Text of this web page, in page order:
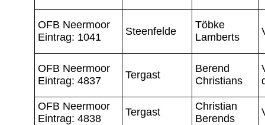
OFB Neermoor
Eintrag: 1041
Steenfelde
Töbke
Lamberts
OFB Neermoor
Eintrag: 4837
Tergast
Berend
Christians
OFB Neermoor
Eintrag: 4838
Tergast
Christian
Berends